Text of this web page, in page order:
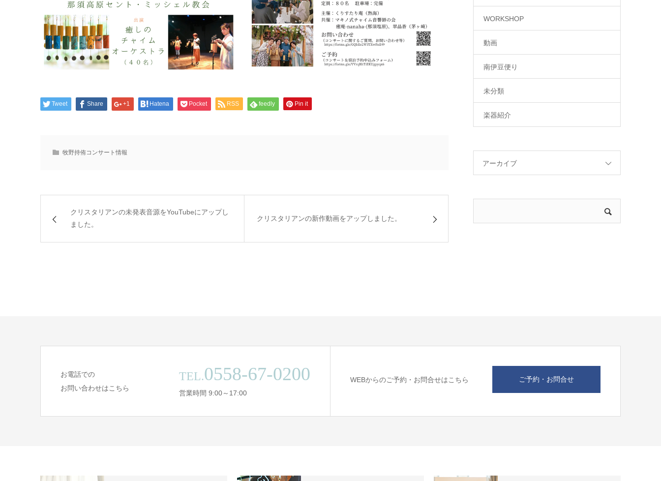
Tweet Share +1 Hatena Pocket RSS feedly Pin it
牧野持侑コンサート情報
クリスタリアンの未発表音源をYouTubeにアップし
ました。
クリスタリアンの新作動画をアップしました。
WORKSHOP
動画
南伊豆便り
未分類
楽器紹介
アーカイブ
お電話での
お問い合わせはこちら
TEL.0558-67-0200
営業時間 9:00～17:00
WEBからのご予約・お問合せはこちら ご予約・お問合せ